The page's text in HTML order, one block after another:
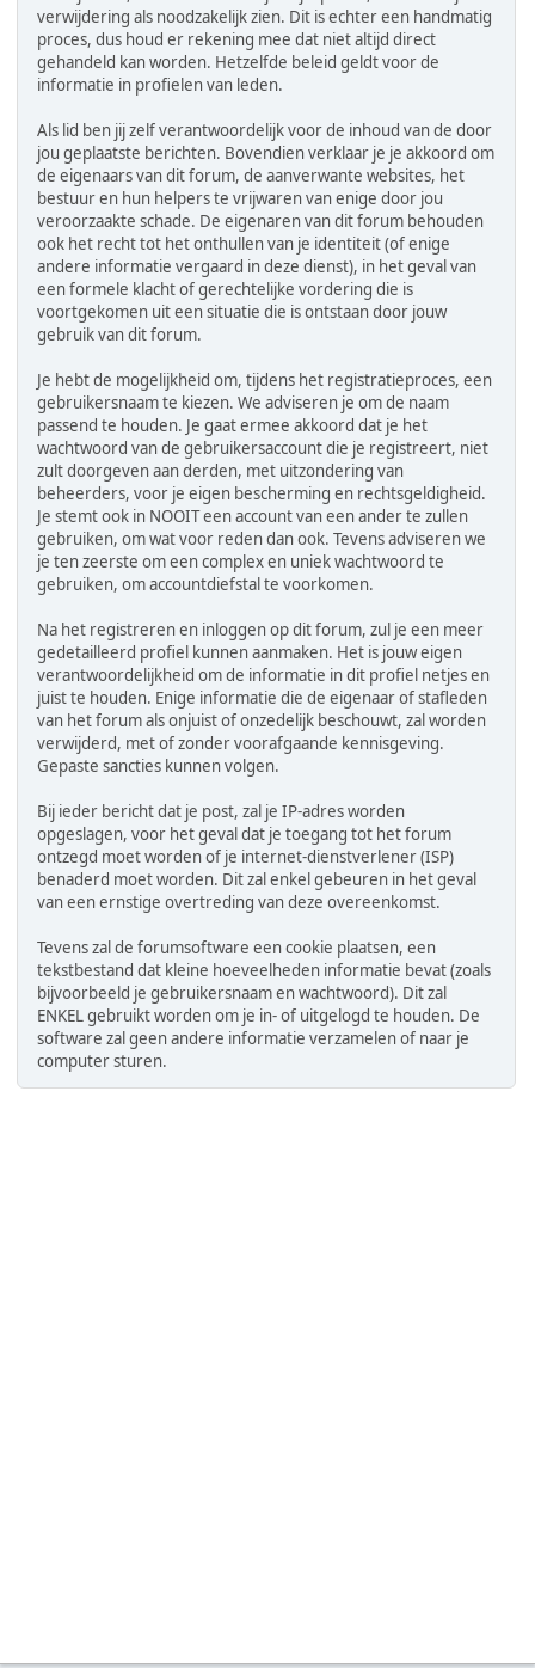
verwijdering als noodzakelijk zien. Dit is echter een handmatig
proces, dus houd er rekening mee dat niet altijd direct
gehandeld kan worden. Hetzelfde beleid geldt voor de
informatie in profielen van leden.
Als lid ben jij zelf verantwoordelijk voor de inhoud van de door
jou geplaatste berichten. Bovendien verklaar je je akkoord om
de eigenaars van dit forum, de aanverwante websites, het
bestuur en hun helpers te vrijwaren van enige door jou
veroorzaakte schade. De eigenaren van dit forum behouden
ook het recht tot het onthullen van je identiteit (of enige
andere informatie vergaard in deze dienst), in het geval van
een formele klacht of gerechtelijke vordering die is
voortgekomen uit een situatie die is ontstaan door jouw
gebruik van dit forum.
Je hebt de mogelijkheid om, tijdens het registratieproces, een
gebruikersnaam te kiezen. We adviseren je om de naam
passend te houden. Je gaat ermee akkoord dat je het
wachtwoord van de gebruikersaccount die je registreert, niet
zult doorgeven aan derden, met uitzondering van
beheerders, voor je eigen bescherming en rechtsgeldigheid.
Je stemt ook in NOOIT een account van een ander te zullen
gebruiken, om wat voor reden dan ook. Tevens adviseren we
je ten zeerste om een complex en uniek wachtwoord te
gebruiken, om accountdiefstal te voorkomen.
Na het registreren en inloggen op dit forum, zul je een meer
gedetailleerd profiel kunnen aanmaken. Het is jouw eigen
verantwoordelijkheid om de informatie in dit profiel netjes en
juist te houden. Enige informatie die de eigenaar of stafleden
van het forum als onjuist of onzedelijk beschouwt, zal worden
verwijderd, met of zonder voorafgaande kennisgeving.
Gepaste sancties kunnen volgen.
Bij ieder bericht dat je post, zal je IP-adres worden
opgeslagen, voor het geval dat je toegang tot het forum
ontzegd moet worden of je internet-dienstverlener (ISP)
benaderd moet worden. Dit zal enkel gebeuren in het geval
van een ernstige overtreding van deze overeenkomst.
Tevens zal de forumsoftware een cookie plaatsen, een
tekstbestand dat kleine hoeveelheden informatie bevat (zoals
bijvoorbeeld je gebruikersnaam en wachtwoord). Dit zal
ENKEL gebruikt worden om je in- of uitgelogd te houden. De
software zal geen andere informatie verzamelen of naar je
computer sturen.